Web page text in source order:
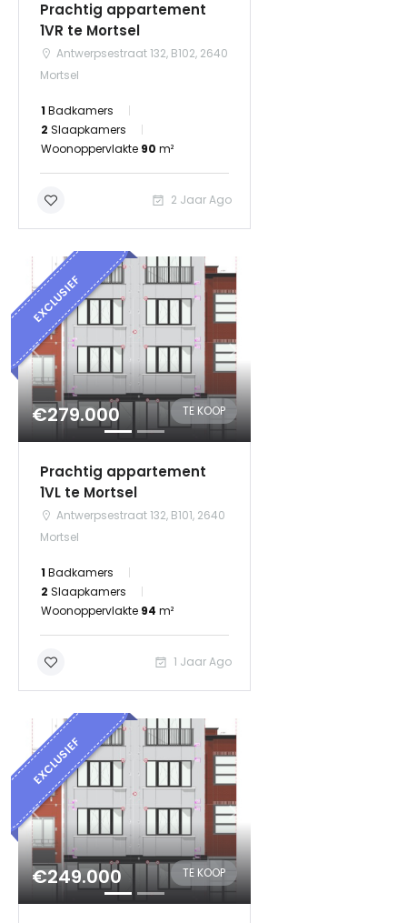
Prachtig appartement
1VR te Mortsel
Antwerpsestraat 132, B102, 2640
Mortsel
1 Badkamers
2 Slaapkamers
Woonoppervlakte 90 m²
2 Jaar Ago
EXCLUSIEF
€279.000 TE KOOP
Prachtig appartement
1VL te Mortsel
Antwerpsestraat 132, B101, 2640
Mortsel
1 Badkamers
2 Slaapkamers
Woonoppervlakte 94 m²
1 Jaar Ago
EXCLUSIEF
€249.000 TE KOOP